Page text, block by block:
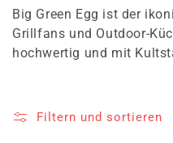
t
e
o
Big Green Egg ist der
Grillfans und Outdoor-
hochwertig und mit
Filtern und sortieren